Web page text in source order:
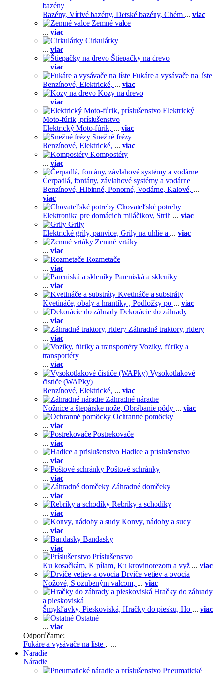
bazény
Bazény, Vírivé bazény, Detské bazény, Chém ... viac
Zemné valce
... viac
Cirkulárky
... viac
Štiepačky na drevo
... viac
Fukáre a vysávače na líste
Benzínové, Elektrické, ... viac
Kozy na drevo
... viac
Elektrický
Moto-fúrik, príslušenstvo
Elektrický Moto-fúrik, ... viac
Snežné frézy
Benzínové, Elektrické, ... viac
Kompostéry
... viac
Čerpadlá, fontány, závlahové systémy a vodárne
Benzínové, Hlbinné, Ponorné, Vodárne, Kalové, ...
viac
Chovateľské potreby
Elektronika pre domácich miláčikov, Strih ... viac
Grily
Elektrické grily, panvice, Grily na uhlie a ... viac
Zemné vrtáky
... viac
Rozmetače
... viac
Pareniská a skleníky
... viac
Kvetináče a substráty
Kvetináče, obaly a hrantíky , Podložky po ... viac
Dekorácie do záhrady
... viac
Záhradné traktory, ridery
... viac
Voziky, fúriky a
transportéry
... viac
Vysokotlakové
čističe (WAPky)
Benzínové, Elektrické, ... viac
Záhradné náradie
Nožnice a štepárske nože, Obrábanie pôdy ... viac
Ochranné pomôcky
... viac
Postrekovače
... viac
Hadice a príslušenstvo
... viac
Poštové schránky
... viac
Záhradné domčeky
... viac
Rebríky a schodíky
... viac
Konvy, nádoby a sudy
... viac
Bandasky
... viac
Príslušenstvo
Ku kosačkám, K pílam, Ku krovinorezom a vyž ... viac
Drviče vetiev a ovocia
Nožové, S ozubeným valcom, ... viac
Hračky do záhrady
a pieskoviská
Šmykľavky, Pieskoviská, Hračky do piesku, Ho ... viac
Ostatné
... viac
Odporúčame:
Fukáre a vysávače na líste , ...
Náradie
Náradie
Pneumatické